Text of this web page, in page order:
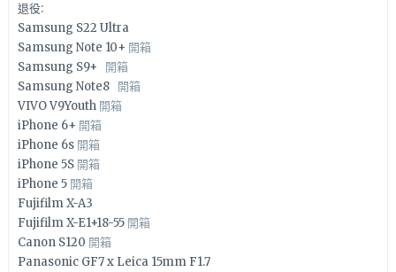
退役:
Samsung S22 Ultra
Samsung Note 10+ 開箱
Samsung S9+ 開箱
Samsung Note8 開箱
VIVO V9Youth 開箱
iPhone 6+ 開箱
iPhone 6s 開箱
iPhone 5S 開箱
iPhone 5 開箱
Fujifilm X-A3
Fujifilm X-E1+18-55 開箱
Canon S120 開箱
Panasonic GF7 x Leica 15mm F1.7